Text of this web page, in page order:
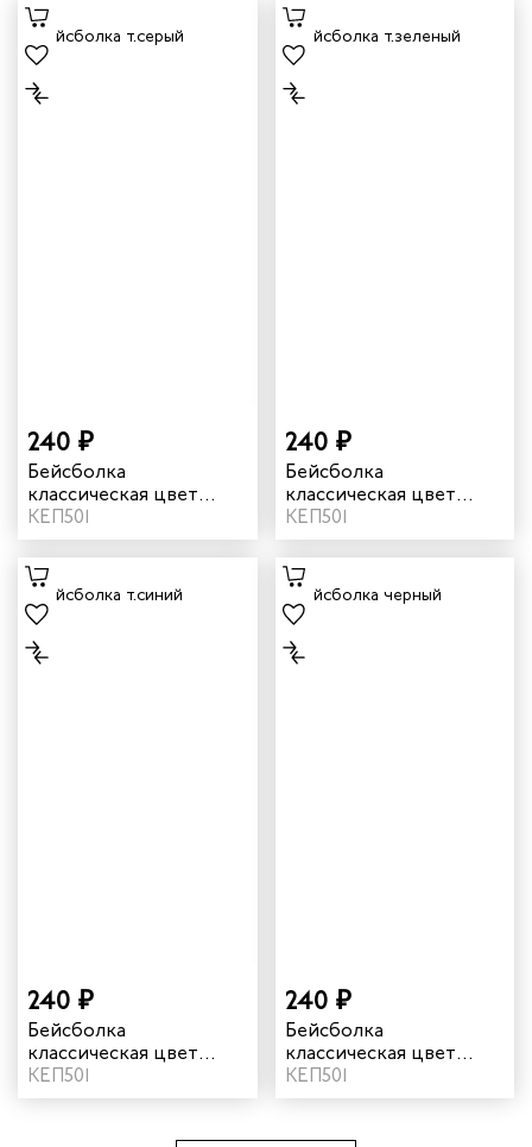
240 ₽
Бейсболка
классическая цвет
темно-серый
КЕП501
240 ₽
Бейсболка
классическая цвет
темно-зеленый
КЕП501
240 ₽
Бейсболка
классическая цвет
темно-синий
КЕП501
240 ₽
Бейсболка
классическая цвет
черный
КЕП501